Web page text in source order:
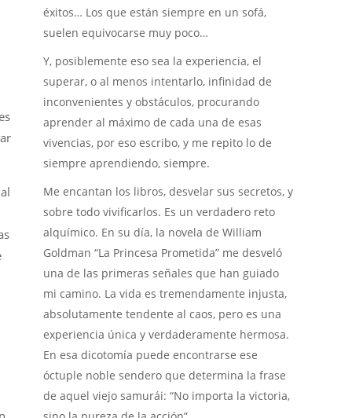
éxitos… Los que están siempre en un sofá,
suelen equivocarse muy poco…
Y, posiblemente eso sea la experiencia, el
superar, o al menos intentarlo, infinidad de
inconvenientes y obstáculos, procurando
aprender al máximo de cada una de esas
vivencias, por eso escribo, y me repito lo de
siempre aprendiendo, siempre.
Me encantan los libros, desvelar sus secretos, y
sobre todo vivificarlos. Es un verdadero reto
alquímico. En su día, la novela de William
Goldman “La Princesa Prometida” me desveló
una de las primeras señales que han guiado
mi camino. La vida es tremendamente injusta,
absolutamente tendente al caos, pero es una
experiencia única y verdaderamente hermosa.
En esa dicotomía puede encontrarse ese
óctuple noble sendero que determina la frase
de aquel viejo samurái: “No importa la victoria,